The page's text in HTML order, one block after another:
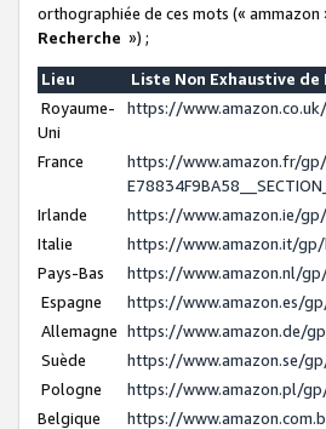
orthographiée de ces mots («
Recherche ») ;
Lieu
Liste Non Exhaustive de
Royaume-
Uni
https://
France
https://www.amazon.fr/
Irlande
https://www.amazon.ie/
Italie
https://www.amazon.it/
Pays-Bas
https://www.amazon.nl/
Espagne
https://www.amazon.es/
Allemagne https://www.amazon.de/
Suède
https://www.amazon.se/
Pologne
https://www.amazon.pl/
Belgique
https://